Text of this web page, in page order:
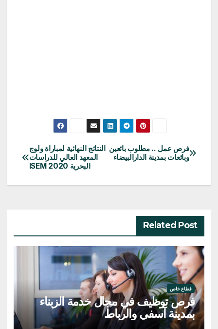
تصفّح
النتائج النهائية لمباراة ولوج
المعهد العالي للدراسات
البحرية ISEM 2020
فرص عمل .. مطلوب بائعين
وبائعات بمدينة الدارالبيضاء
Related Post
قطاع خاص
فرص توظيف في مجال خدمة الزبناء
بمدينة آسفي والرباط